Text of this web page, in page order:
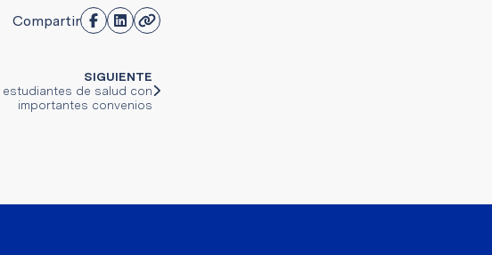
Compartir
SIGUIENTE
de salud con
importantes convenios